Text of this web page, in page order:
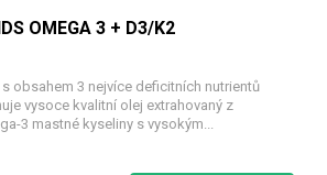
OMEGA 3 + D3/K2
s obsahem 3 nejvíce deficitních nutrientů
vysoce kvalitní olej extrahovaný z
3 mastné kyseliny s vysokým...